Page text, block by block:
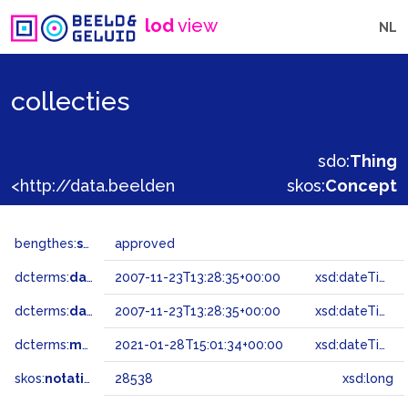
lodview NL
collecties
sdo:Thing
skos:Concept
bengthes:status approved
dcterms:dateAccepted 2007-11-23T13:28:35+00:00 xsd:dateTime
dcterms:dateSubmitted 2007-11-23T13:28:35+00:00 xsd:dateTime
dcterms:modified 2021-01-28T15:01:34+00:00 xsd:dateTime
skos:notation 28538 xsd:long